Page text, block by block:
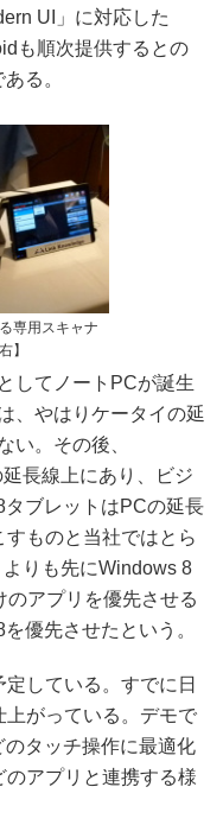
UI」に対応した
も順次提供するとの
る。
専用スキャナ
】
してノートPCが誕生
、やはりケータイの延
い。その後、
長線上にあり、ビジ
ブレットはPCの延長
ものと当社ではとら
りも先にWindows 8
アプリを優先させる
優先させたという。
している。すでに日
がっている。デモで
タッチ操作に最適化
アプリと連携する様